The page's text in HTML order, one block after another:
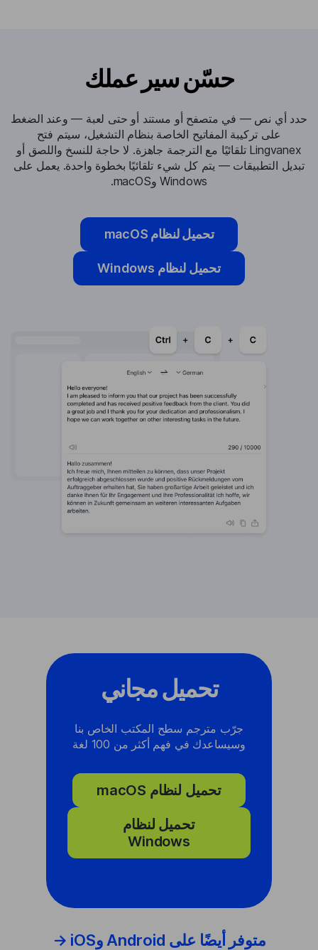
حسّن سير عملك
حدد أي نص — في متصفح أو مستند أو حتى لعبة — وعند الضغط
على تركيبة المفاتيح الخاصة بنظام التشغيل، سيتم فتح
Lingvanex تلقائيًا مع الترجمة جاهزة. لا حاجة للنسخ واللصق أو
تبديل التطبيقات — يتم كل شيء تلقائيًا بخطوة واحدة. يعمل على
Windows وmacOS.
تحميل لنظام macOS
تحميل لنظام Windows
تحميل مجاني
جرّب مترجم سطح المكتب الخاص بنا
وسيساعدك في فهم أكثر من 100 لغة
تحميل لنظام macOS
تحميل لنظام
Windows
متوفر أيضًا على Android وiOS →